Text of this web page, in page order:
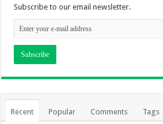
Subscribe to our email newsletter.
Recent Popular Comments Tags